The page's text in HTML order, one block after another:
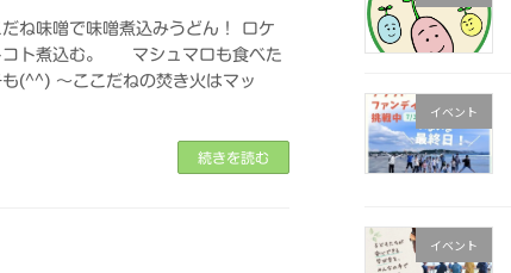
ね味噌で味噌煮込みうどん！ ロケ
コト煮込む。 マシュマロも食べた
(^^) 〜ここだねの焚き火はマッ
続きを読む
イベント
イベント